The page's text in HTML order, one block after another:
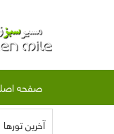
صفحه
آخرین تورها